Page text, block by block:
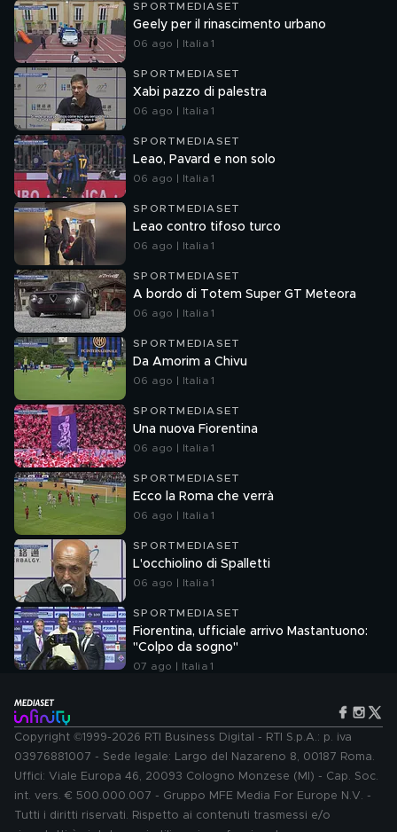
SPORTMEDIASET
Geely per il rinascimento urbano
06 ago | Italia 1
SPORTMEDIASET
Xabi pazzo di palestra
06 ago | Italia 1
SPORTMEDIASET
Leao, Pavard e non solo
06 ago | Italia 1
SPORTMEDIASET
Leao contro tifoso turco
06 ago | Italia 1
SPORTMEDIASET
A bordo di Totem Super GT Meteora
06 ago | Italia 1
SPORTMEDIASET
Da Amorim a Chivu
06 ago | Italia 1
SPORTMEDIASET
Una nuova Fiorentina
06 ago | Italia 1
SPORTMEDIASET
Ecco la Roma che verrà
06 ago | Italia 1
SPORTMEDIASET
L'occhiolino di Spalletti
06 ago | Italia 1
SPORTMEDIASET
Fiorentina, ufficiale arrivo Mastantuono:
"Colpo da sogno"
07 ago | Italia 1
Copyright ©1999-2026 RTI Business Digital - RTI S.p.A.: p. iva
03976881007 - Sede legale: Largo del Nazareno 8, 00187 Roma.
Uffici: Viale Europa 46, 20093 Cologno Monzese (MI) - Cap. Soc.
int. vers. € 500.000.007 - Gruppo MFE Media For Europe N.V. -
Tutti i diritti riservati. Rispetto ai contenuti trasmessi e/o